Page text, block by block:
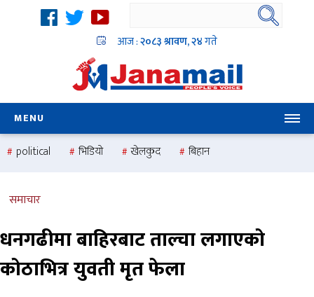
आज :२०८३ श्रावण, २४गते
MENU
political भिडियो खेलकुद
बिहान
national
समाचार
धनगढीमा बाहिरबाट ताल्चा लगाएको
कोठाभित्र युवती मृत फेला